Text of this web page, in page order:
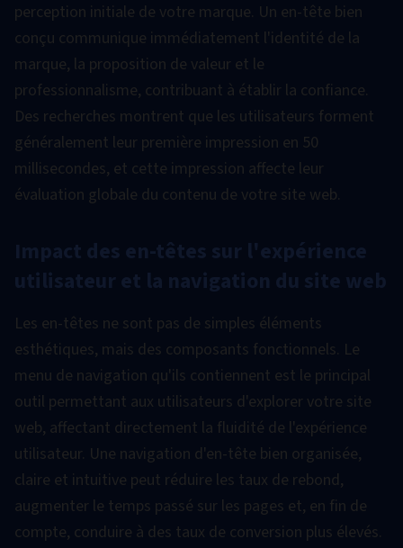
perception initiale de votre marque. Un en-tête bien
conçu communique immédiatement l'identité de la
marque, la proposition de valeur et le
professionnalisme, contribuant à établir la confiance.
Des recherches montrent que les utilisateurs forment
généralement leur première impression en 50
millisecondes, et cette impression affecte leur
évaluation globale du contenu de votre site web.
Impact des en-têtes sur l'expérience
utilisateur et la navigation du site web
Les en-têtes ne sont pas de simples éléments
esthétiques, mais des composants fonctionnels. Le
menu de navigation qu'ils contiennent est le principal
outil permettant aux utilisateurs d'explorer votre site
web, affectant directement la fluidité de l'expérience
utilisateur. Une navigation d'en-tête bien organisée,
claire et intuitive peut réduire les taux de rebond,
augmenter le temps passé sur les pages et, en fin de
compte, conduire à des taux de conversion plus élevés.